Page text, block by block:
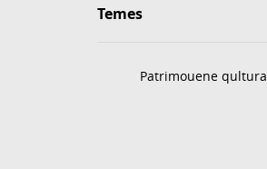
Temes
Patrimouene qultura